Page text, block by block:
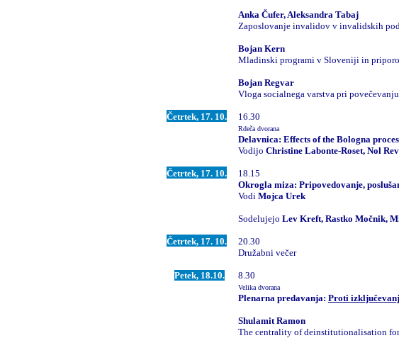
Anka Čufer, Aleksandra Tabaj
Zaposlovanje invalidov v invalidskih
Bojan Kern
Mladinski programi v Sloveniji in
Bojan Regvar
Vloga socialnega varstva pri
Četrtek, 17. 10. 16.30
Rdeča dvorana
Delavnica: Effects of the Bologna
Vodijo Christine Labonte-Roset, Nol
Četrtek, 17. 10.
18.15
Okrogla miza: Pripovedovanje,
Vodi Mojca Urek
Sodelujejo Lev Kreft, Rastko Močnik,
Četrtek, 17. 10.
20.30
Družabni večer
Petek, 18.10. 8.30
Velika dvorana
Plenarna predavanja: Proti
Shulamit Ramon
The centrality of deinstitutionalisation